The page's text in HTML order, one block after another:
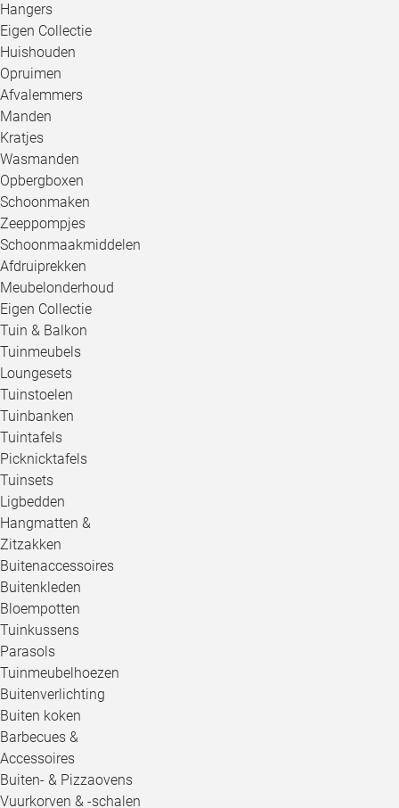
Hangers
Eigen Collectie
Huishouden
Opruimen
Afvalemmers
Manden
Kratjes
Wasmanden
Opbergboxen
Schoonmaken
Zeeppompjes
Schoonmaakmiddelen
Afdruiprekken
Meubelonderhoud
Eigen Collectie
Tuin & Balkon
Tuinmeubels
Loungesets
Tuinstoelen
Tuinbanken
Tuintafels
Picknicktafels
Tuinsets
Ligbedden
Hangmatten &
Zitzakken
Buitenaccessoires
Buitenkleden
Bloempotten
Tuinkussens
Parasols
Tuinmeubelhoezen
Buitenverlichting
Buiten koken
Barbecues &
Accessoires
Buiten- & Pizzaovens
Vuurkorven & -schalen